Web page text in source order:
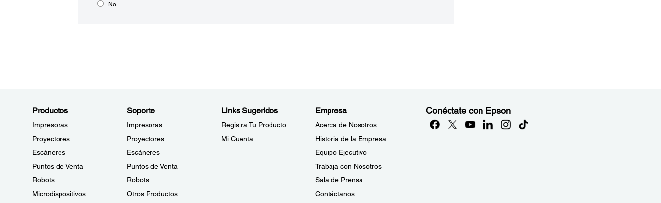
No
Productos
Impresoras
Proyectores
Escáneres
Puntos de Venta
Robots
Microdispositivos
Soporte
Impresoras
Proyectores
Escáneres
Puntos de Venta
Robots
Otros Productos
Links Sugeridos
Registra Tu Producto
Mi Cuenta
Empresa
Acerca de Nosotros
Historia de la Empresa
Equipo Ejecutivo
Trabaja con Nosotros
Sala de Prensa
Contáctanos
Conéctate con Epson